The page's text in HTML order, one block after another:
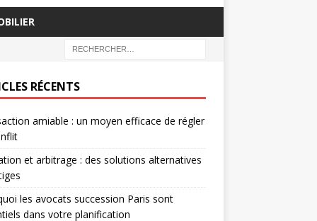
RÉCENTS
amiable : un moyen efficace de régler
et arbitrage : des solutions alternatives
les avocats succession Paris sont
dans votre planification